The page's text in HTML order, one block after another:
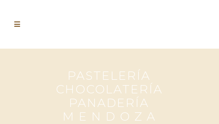
PASTELERÍA
CHOCOLATERÍA
PANADERÍA
M E N D O Z A